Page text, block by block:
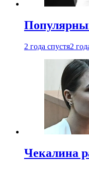
2 года спустя2
Чекалина